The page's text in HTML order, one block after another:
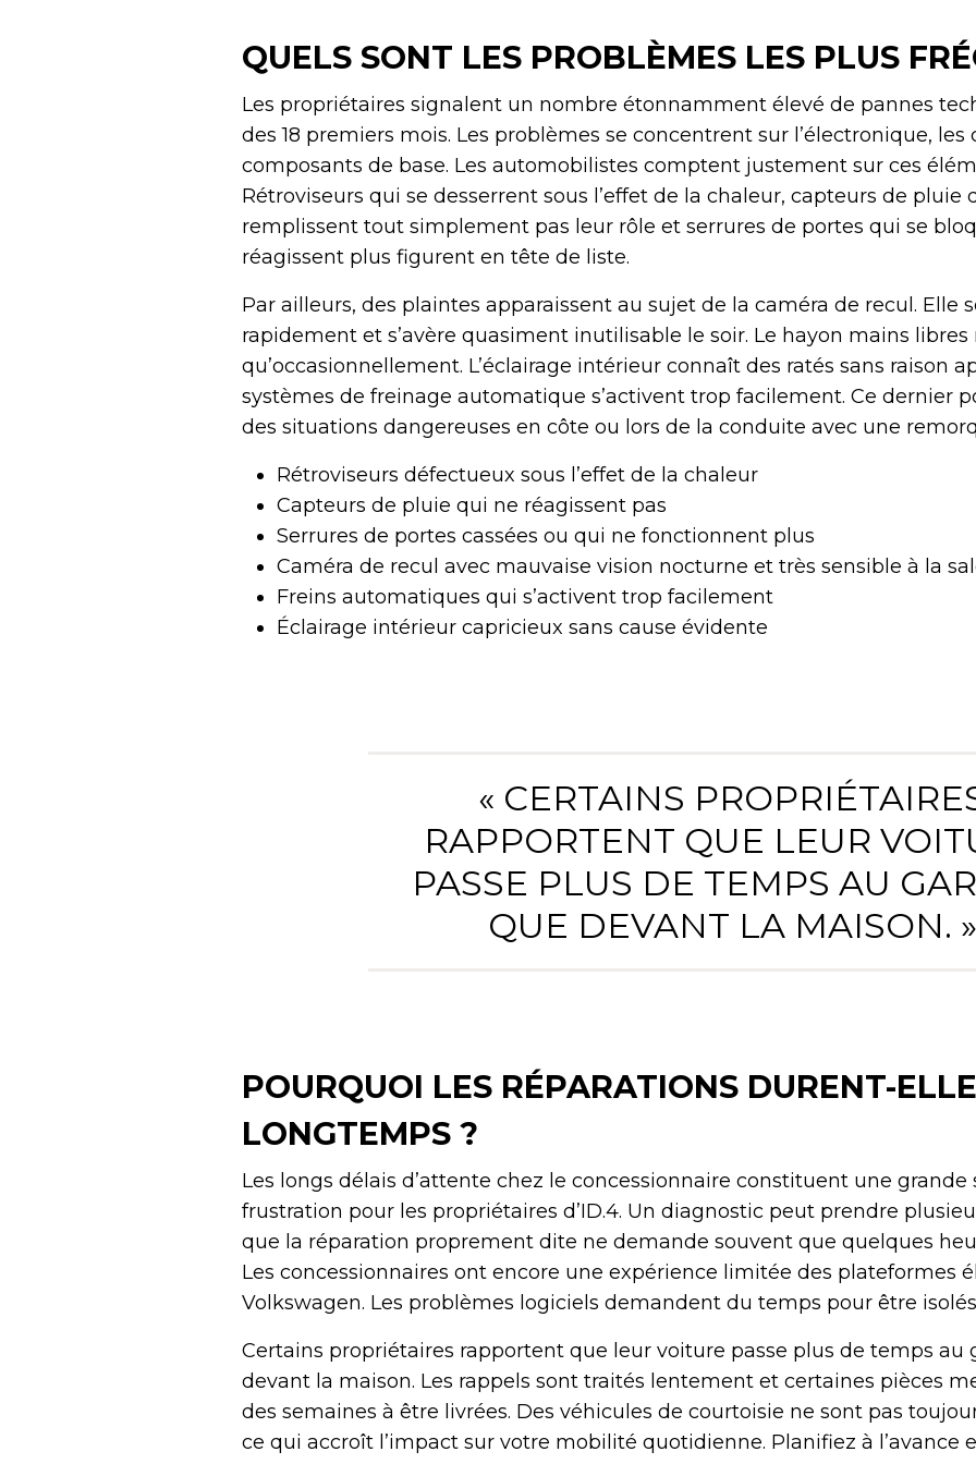
QUELS SONT LES PROBLÈMES LES PLUS
Les propriétaires signalent un nombre étonnamment élevé de pannes
des 18 premiers mois. Les problèmes se concentrent sur l’électronique, les
composants de base. Les automobilistes comptent justement sur ces
Rétroviseurs qui se desserrent sous l’effet de la chaleur, capteurs de pluie
remplissent tout simplement pas leur rôle et serrures de portes qui se
réagissent plus figurent en tête de liste.
Par ailleurs, des plaintes apparaissent au sujet de la caméra de recul. Elle
rapidement et s’avère quasiment inutilisable le soir. Le hayon mains
qu’occasionnellement. L’éclairage intérieur connaît des ratés sans raison
systèmes de freinage automatique s’activent trop facilement. Ce dernier
des situations dangereuses en côte ou lors de la conduite avec une
Rétroviseurs défectueux sous l’effet de la chaleur
Capteurs de pluie qui ne réagissent pas
Serrures de portes cassées ou qui ne fonctionnent plus
Caméra de recul avec mauvaise vision nocturne et très sensible à la
Freins automatiques qui s’activent trop facilement
Éclairage intérieur capricieux sans cause évidente
« CERTAINS
RAPPORTENT QUE LEUR
PASSE PLUS DE TEMPS AU
QUE DEVANT LA MAISON. »
POURQUOI LES RÉPARATIONS DURENT-
LONGTEMPS ?
Les longs délais d’attente chez le concessionnaire constituent une grande
frustration pour les propriétaires d’ID.4. Un diagnostic peut prendre
que la réparation proprement dite ne demande souvent que quelques
Les concessionnaires ont encore une expérience limitée des plateformes
Volkswagen. Les problèmes logiciels demandent du temps pour être
Certains propriétaires rapportent que leur voiture passe plus de temps au
devant la maison. Les rappels sont traités lentement et certaines pièces
des semaines à être livrées. Des véhicules de courtoisie ne sont pas
ce qui accroît l’impact sur votre mobilité quotidienne. Planifiez à l’avance